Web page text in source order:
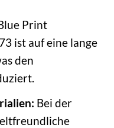
Print
ist auf eine lange
den
Bei der